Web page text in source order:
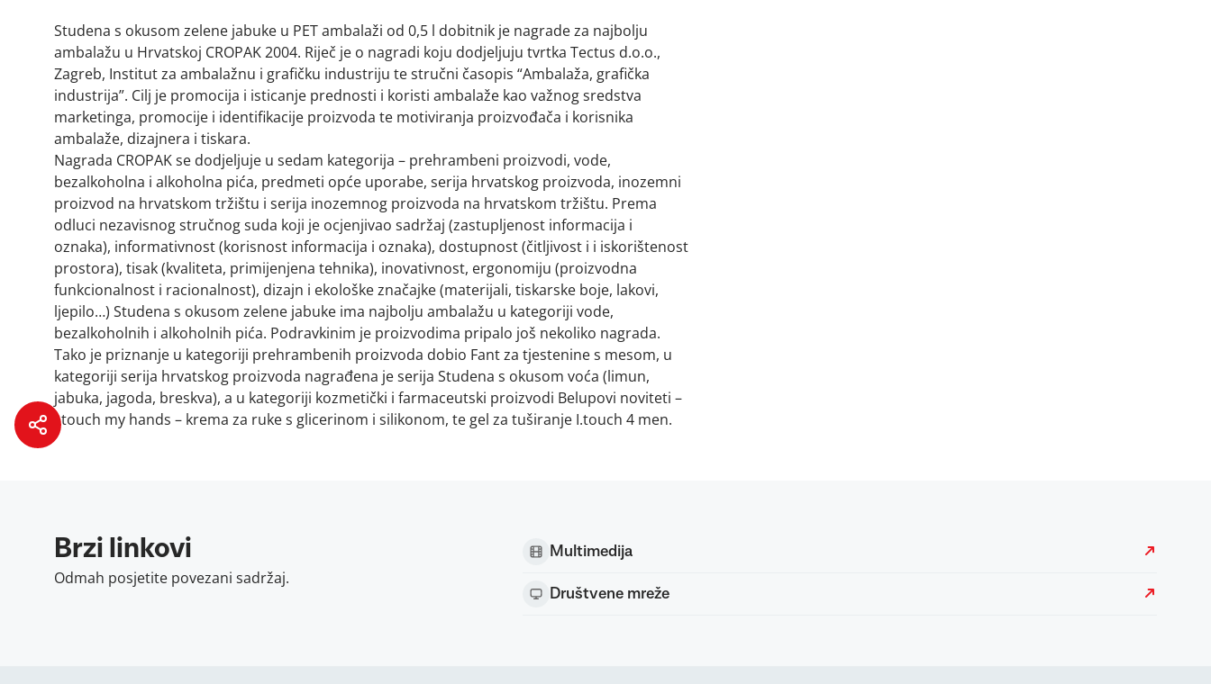
Studena s okusom zelene jabuke u PET ambalaži od 0,5 l dobitnik je nagrade za najbolju
ambalažu u Hrvatskoj CROPAK 2004. Riječ je o nagradi koju dodjeljuju tvrtka Tectus d.o.o.,
Zagreb, Institut za ambalažnu i grafičku industriju te stručni časopis “Ambalaža, grafička
industrija”. Cilj je promocija i isticanje prednosti i koristi ambalaže kao važnog sredstva
marketinga, promocije i identifikacije proizvoda te motiviranja proizvođača i korisnika
ambalaže, dizajnera i tiskara.
Nagrada CROPAK se dodjeljuje u sedam kategorija – prehrambeni proizvodi, vode,
bezalkoholna i alkoholna pića, predmeti opće uporabe, serija hrvatskog proizvoda, inozemni
proizvod na hrvatskom tržištu i serija inozemnog proizvoda na hrvatskom tržištu. Prema
odluci nezavisnog stručnog suda koji je ocjenjivao sadržaj (zastupljenost informacija i
oznaka), informativnost (korisnost informacija i oznaka), dostupnost (čitljivost i i iskorištenost
prostora), tisak (kvaliteta, primijenjena tehnika), inovativnost, ergonomiju (proizvodna
funkcionalnost i racionalnost), dizajn i ekološke značajke (materijali, tiskarske boje, lakovi,
ljepilo…) Studena s okusom zelene jabuke ima najbolju ambalažu u kategoriji vode,
bezalkoholnih i alkoholnih pića. Podravkinim je proizvodima pripalo još nekoliko nagrada.
Tako je priznanje u kategoriji prehrambenih proizvoda dobio Fant za tjestenine s mesom, u
kategoriji serija hrvatskog proizvoda nagrađena je serija Studena s okusom voća (limun,
jabuka, jagoda, breskva), a u kategoriji kozmetički i farmaceutski proizvodi Belupovi noviteti –
I.touch my hands – krema za ruke s glicerinom i silikonom, te gel za tuširanje I.touch 4 men.
Brzi linkovi
Odmah posjetite povezani sadržaj.
Multimedija
Društvene mreže